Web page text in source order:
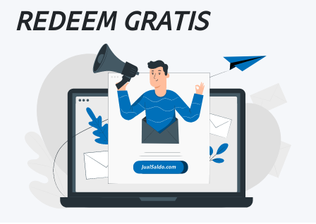
REDEEM GRATIS